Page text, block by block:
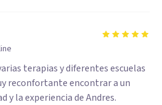
terapias y diferentes escuelas
reconfortante encontrar a un
y la experiencia de Andres.